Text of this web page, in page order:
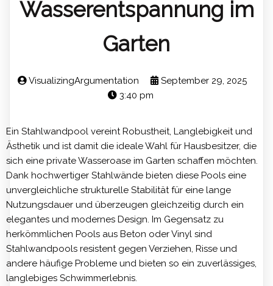
Wasserentspannung im
Garten
VisualizingArgumentation
September 29, 2025
3:40 pm
Ein Stahlwandpool vereint Robustheit, Langlebigkeit und
Ästhetik und ist damit die ideale Wahl für Hausbesitzer, die
sich eine private Wasseroase im Garten schaffen möchten.
Dank hochwertiger Stahlwände bieten diese Pools eine
unvergleichliche strukturelle Stabilität für eine lange
Nutzungsdauer und überzeugen gleichzeitig durch ein
elegantes und modernes Design. Im Gegensatz zu
herkömmlichen Pools aus Beton oder Vinyl sind
Stahlwandpools resistent gegen Verziehen, Risse und
andere häufige Probleme und bieten so ein zuverlässiges,
langlebiges Schwimmerlebnis.